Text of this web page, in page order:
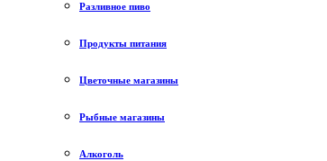
Разливное пиво
Продукты питания
Цветочные магазины
Рыбные магазины
Алкоголь